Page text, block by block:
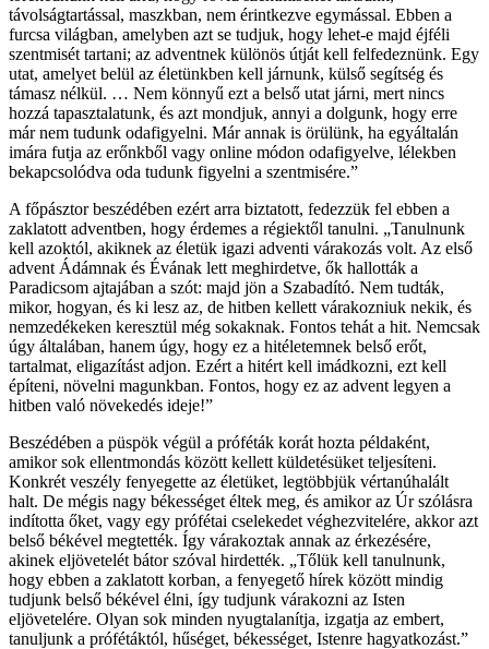
távolságtartással, maszkban, nem érintkezve egymással. Ebben a
furcsa világban, amelyben azt se tudjuk, hogy lehet-e majd éjféli
szentmisét tartani; az adventnek különös útját kell felfedeznünk. Egy
utat, amelyet belül az életünkben kell járnunk, külső segítség és
támasz nélkül. … Nem könnyű ezt a belső utat járni, mert nincs
hozzá tapasztalatunk, és azt mondjuk, annyi a dolgunk, hogy erre
már nem tudunk odafigyelni. Már annak is örülünk, ha egyáltalán
imára futja az erőnkből vagy online módon odafigyelve, lélekben
bekapcsolódva oda tudunk figyelni a szentmisére.”
A főpásztor beszédében ezért arra biztatott, fedezzük fel ebben a
zaklatott adventben, hogy érdemes a régiektől tanulni. „Tanulnunk
kell azoktól, akiknek az életük igazi adventi várakozás volt. Az első
advent Ádámnak és Évának lett meghirdetve, ők hallották a
Paradicsom ajtajában a szót: majd jön a Szabadító. Nem tudták,
mikor, hogyan, és ki lesz az, de hitben kellett várakozniuk nekik, és
nemzedékeken keresztül még sokaknak. Fontos tehát a hit. Nemcsak
úgy általában, hanem úgy, hogy ez a hitéletemnek belső erőt,
tartalmat, eligazítást adjon. Ezért a hitért kell imádkozni, ezt kell
építeni, növelni magunkban. Fontos, hogy ez az advent legyen a
hitben való növekedés ideje!”
Beszédében a püspök végül a próféták korát hozta példaként,
amikor sok ellentmondás között kellett küldetésüket teljesíteni.
Konkrét veszély fenyegette az életüket, legtöbbjük vértanúhalált
halt. De mégis nagy békességet éltek meg, és amikor az Úr szólásra
indította őket, vagy egy prófétai cselekedet véghezvitelére, akkor azt
belső békével megtették. Így várakoztak annak az érkezésére,
akinek eljövetelét bátor szóval hirdették. „Tőlük kell tanulnunk,
hogy ebben a zaklatott korban, a fenyegető hírek között mindig
tudjunk belső békével élni, így tudjunk várakozni az Isten
eljövetelére. Olyan sok minden nyugtalanítja, izgatja az embert,
tanuljunk a prófétáktól, hűséget, békességet, Istenre hagyatkozást.”